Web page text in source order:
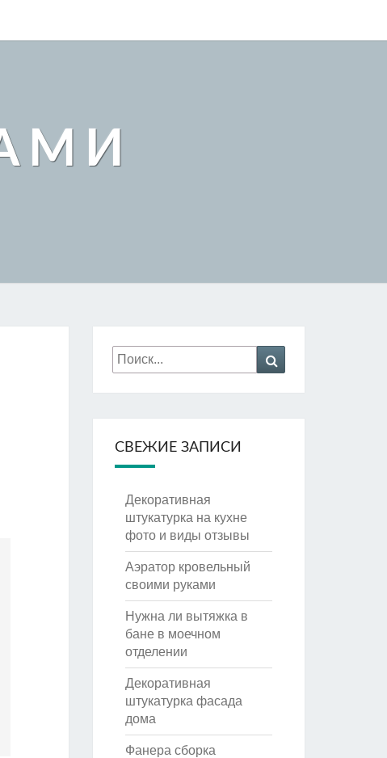
Искать:
СВЕЖИЕ ЗАПИСИ
Декоративная
штукатурка на кухне
фото и виды отзывы
Аэратор кровельный
своими руками
Нужна ли вытяжка в
бане в моечном
отделении
Декоративная
штукатурка фасада
дома
Фанера сборка